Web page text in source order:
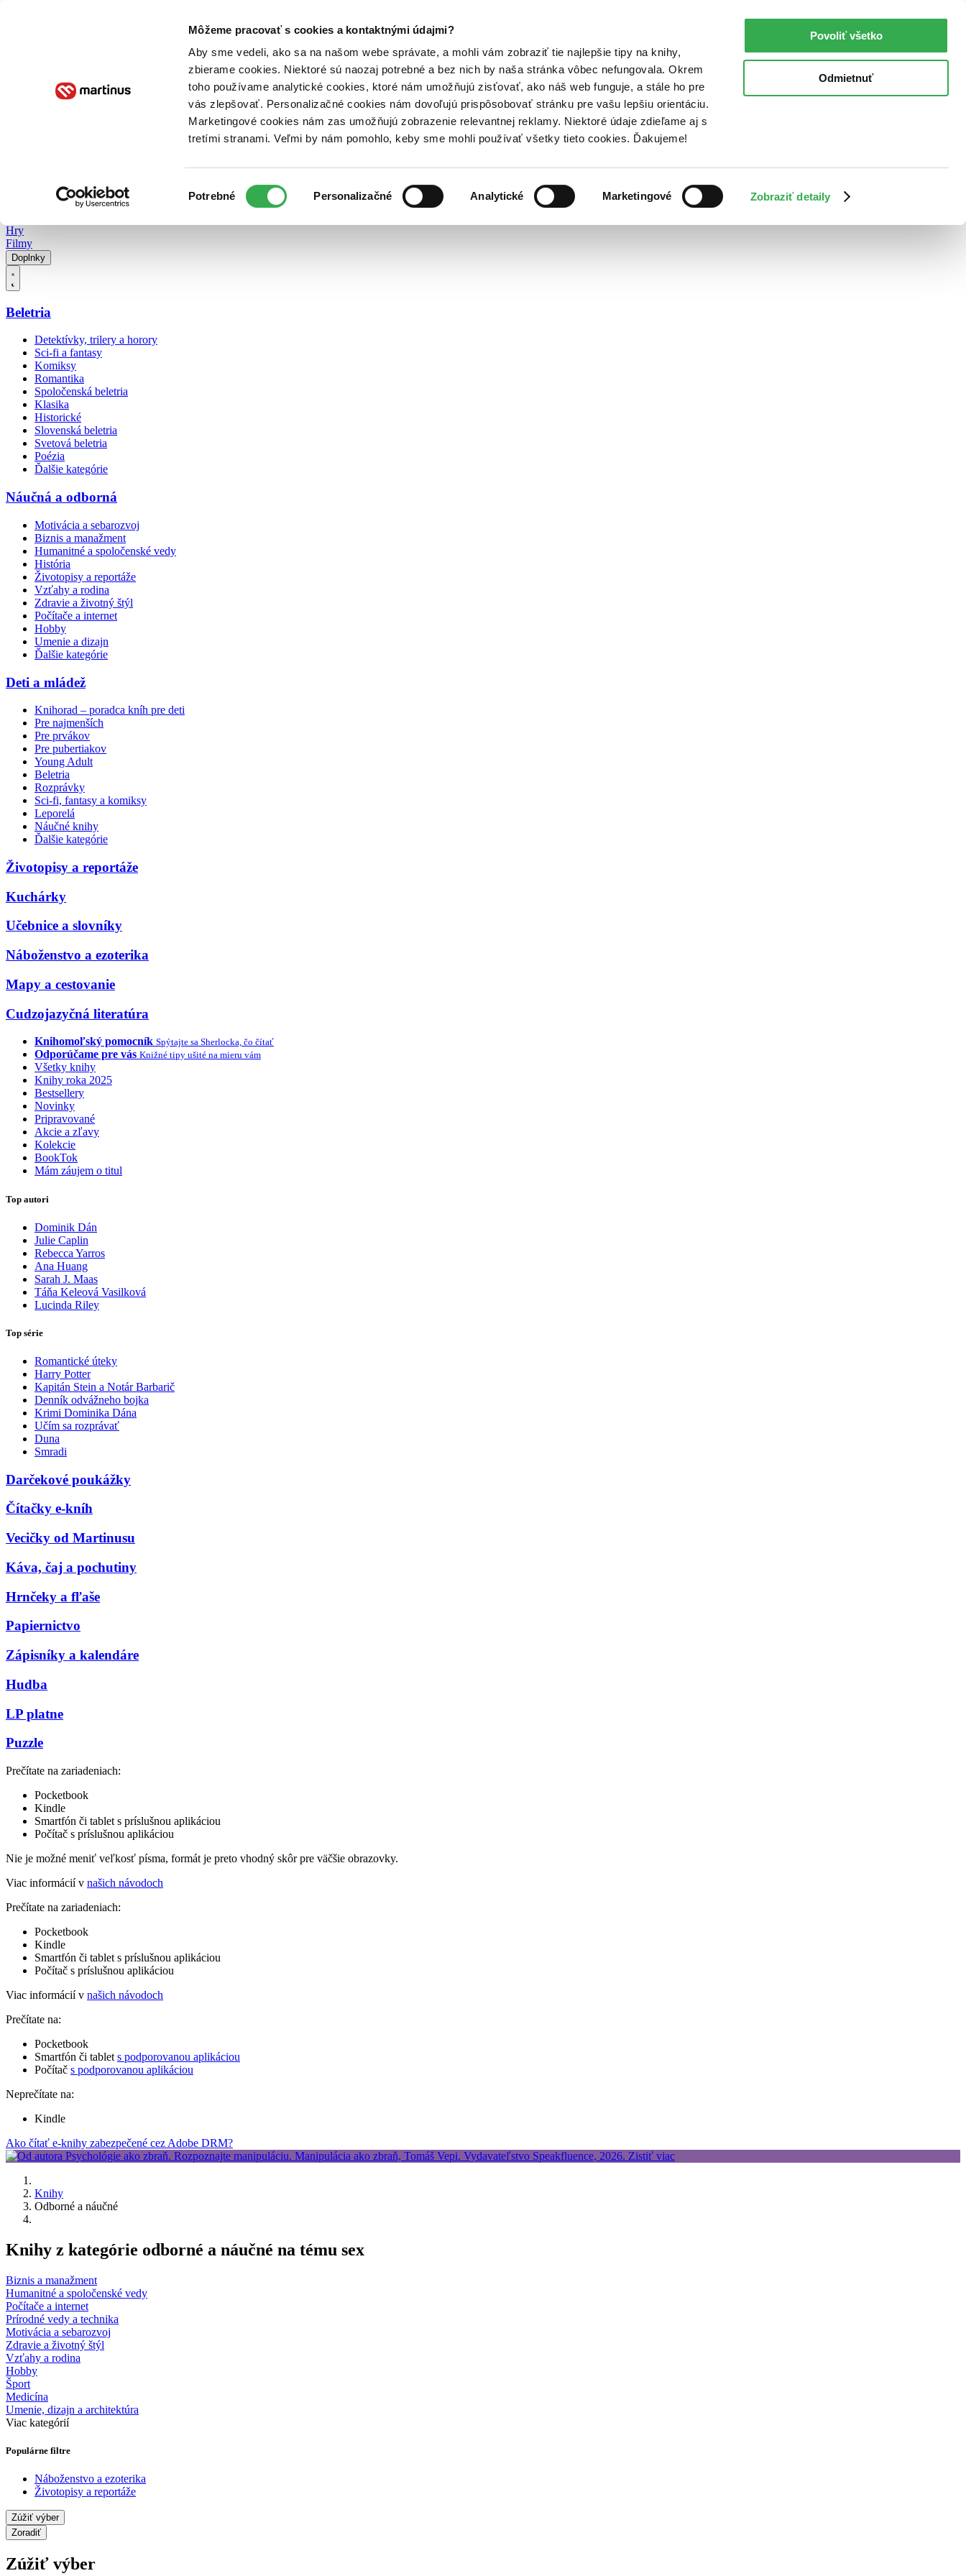
Môžeme pracovať s cookies a kontaktnými údajmi?
Aby sme vedeli, ako sa na našom webe správate, a mohli vám zobraziť tie najlepšie tipy na knihy,
zbierame cookies. Niektoré sú naozaj potrebné a bez nich by naša stránka vôbec nefungovala. Okrem
toho používame analytické cookies, ktoré nám umožňujú zisťovať, ako náš web funguje, a stále ho pre
vás zlepšovať. Personalizačné cookies nám dovoľujú prispôsobovať stránku pre vašu lepšiu orientáciu.
Marketingové cookies nám zas umožňujú zobrazenie relevantnej reklamy. Niektoré údaje zdieľame aj s
tretími stranami. Veľmi by nám pomohlo, keby sme mohli používať všetky tieto cookies. Ďakujeme!
súhlasu
Potrebné Personalizačné Analytické Marketingové Zobraziť detaily
Povoliť všetko
Odmietnuť
Poukážky Kontakt
Hry
Filmy
Doplnky
Beletria
Detektívky, trilery a horory
Sci-fi a fantasy
Komiksy
Romantika
Spoločenská beletria
Klasika
Historické
Slovenská beletria
Svetová beletria
Poézia
Ďalšie kategórie
Náučná a odborná
Motivácia a sebarozvoj
Biznis a manažment
Humanitné a spoločenské vedy
História
Životopisy a reportáže
Vzťahy a rodina
Zdravie a životný štýl
Počítače a internet
Hobby
Umenie a dizajn
Ďalšie kategórie
Deti a mládež
Knihorad – poradca kníh pre deti
Pre najmenších
Pre prvákov
Pre pubertiakov
Young Adult
Beletria
Rozprávky
Sci-fi, fantasy a komiksy
Leporelá
Náučné knihy
Ďalšie kategórie
Životopisy a reportáže
Kuchárky
Učebnice a slovníky
Náboženstvo a ezoterika
Mapy a cestovanie
Cudzojazyčná literatúra
Knihomoľský pomocník Spýtajte sa Sherlocka, čo čítať
Odporúčame pre vás Knižné tipy ušité na mieru vám
Všetky knihy
Knihy roka 2025
Bestsellery
Novinky
Pripravované
Akcie a zľavy
Kolekcie
BookTok
Mám záujem o titul
Top autori
Dominik Dán
Julie Caplin
Rebecca Yarros
Ana Huang
Sarah J. Maas
Táňa Keleová Vasilková
Lucinda Riley
Top série
Romantické úteky
Harry Potter
Kapitán Stein a Notár Barbarič
Denník odvážneho bojka
Krimi Dominika Dána
Učím sa rozprávať
Duna
Smradi
Darčekové poukážky
Čítačky e-kníh
Vecičky od Martinusu
Káva, čaj a pochutiny
Hrnčeky a fľaše
Papiernictvo
Zápisníky a kalendáre
Hudba
LP platne
Puzzle
Prečítate na zariadeniach:
Pocketbook
Kindle
Smartfón či tablet s príslušnou aplikáciou
Počítač s príslušnou aplikáciou
Nie je možné meniť veľkosť písma, formát je preto vhodný skôr pre väčšie obrazovky.
Viac informácií v našich návodoch
Prečítate na zariadeniach:
Pocketbook
Kindle
Smartfón či tablet s príslušnou aplikáciou
Počítač s príslušnou aplikáciou
Viac informácií v našich návodoch
Prečítate na:
Pocketbook
Smartfón či tablet s podporovanou aplikáciou
Počítač s podporovanou aplikáciou
Neprečítate na:
Kindle
Ako čítať e-knihy zabezpečené cez Adobe DRM?
Knihy
Odborné a náučné
Knihy z kategórie odborné a náučné na tému sex
Biznis a manažment
Humanitné a spoločenské vedy
Počítače a internet
Prírodné vedy a technika
Motivácia a sebarozvoj
Zdravie a životný štýl
Vzťahy a rodina
Hobby
Šport
Medicína
Umenie, dizajn a architektúra
Viac kategórií
Populárne filtre
Náboženstvo a ezoterika
Životopisy a reportáže
Zúžiť výber
Zoradiť
Zúžiť výber